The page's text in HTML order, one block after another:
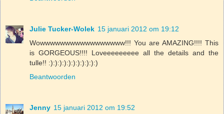
Julie Tucker-Wolek 15 januari 2012 om 19:12
Wowwwwwwwwwwwwwwwww!!! You are AMAZING!!!! This
is GORGEOUS!!!! Loveeeeeeeee all the details and the
tulle!! :):):):):):):):):):):)
Beantwoorden
Jenny 15 januari 2012 om 19:52